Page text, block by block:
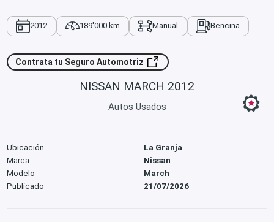
2012 189'000 km Manual Bencina
Contrata tu Seguro Automotriz
NISSAN MARCH 2012
Autos Usados
Ubicación
La Granja
Marca
Nissan
Modelo
March
Publicado
21/07/2026